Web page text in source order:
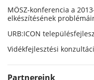
MÖSZ-konferencia a
elkészítésének
URB:ICON
Vidékfejlesztési
Partnereink